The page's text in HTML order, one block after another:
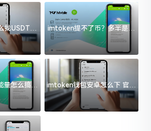
USDT地
不踩坑
imtoken提不了币？多半是这
几件事没处理好
怎么搞？
门道
imtoken钱包安卓怎么下 官方
渠道避坑指南